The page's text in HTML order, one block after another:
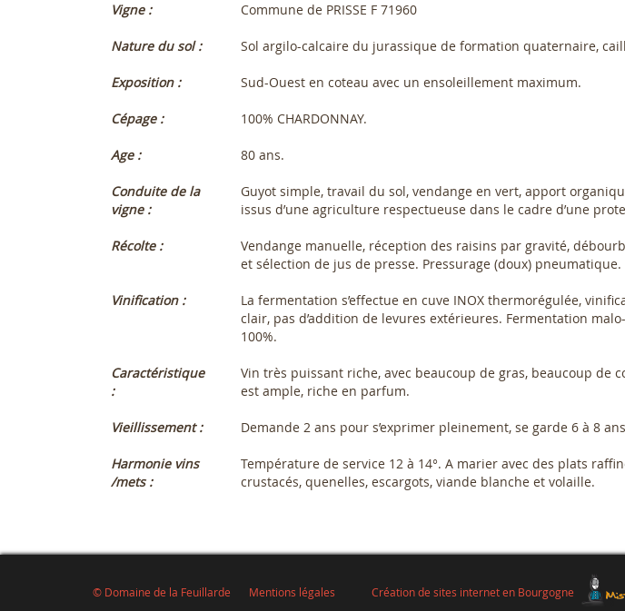
Vigne : Commune de PRISSE F 71960
Nature du sol : Sol argilo-calcaire du jurassique de formation quaternaire,
Exposition : Sud-Ouest en coteau avec un ensoleillement maximum.
Cépage : 100% CHARDONNAY.
Age : 80 ans.
Conduite de la
vigne :
Guyot simple, travail du sol, vendange en vert, apport
issus d’une agriculture respectueuse dans le cadre d’une
Récolte :
Vendange manuelle, réception des raisins par gravité,
et sélection de jus de presse. Pressurage (doux) pneumatique.
Vinification :
La fermentation s’effectue en cuve INOX thermorégulée,
clair, pas d’addition de levures extérieures. Fermentation
100%.
Caractéristique
:
Vin très puissant riche, avec beaucoup de gras, beaucoup de
est ample, riche en parfum.
Vieillissement : Demande 2 ans pour s’exprimer pleinement, se garde 6 à 8
Harmonie vins
/mets :
Température de service 12 à 14°. A marier avec des plats
crustacés, quenelles, escargots, viande blanche et volaille.
© Domaine de la Feuillarde Mentions légales Création de sites internet en Bourgogne